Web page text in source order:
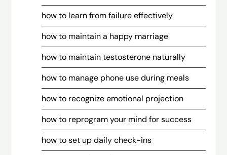
how to learn from failure effectively
how to maintain a happy marriage
how to maintain testosterone naturally
how to manage phone use during meals
how to recognize emotional projection
how to reprogram your mind for success
how to set up daily check-ins